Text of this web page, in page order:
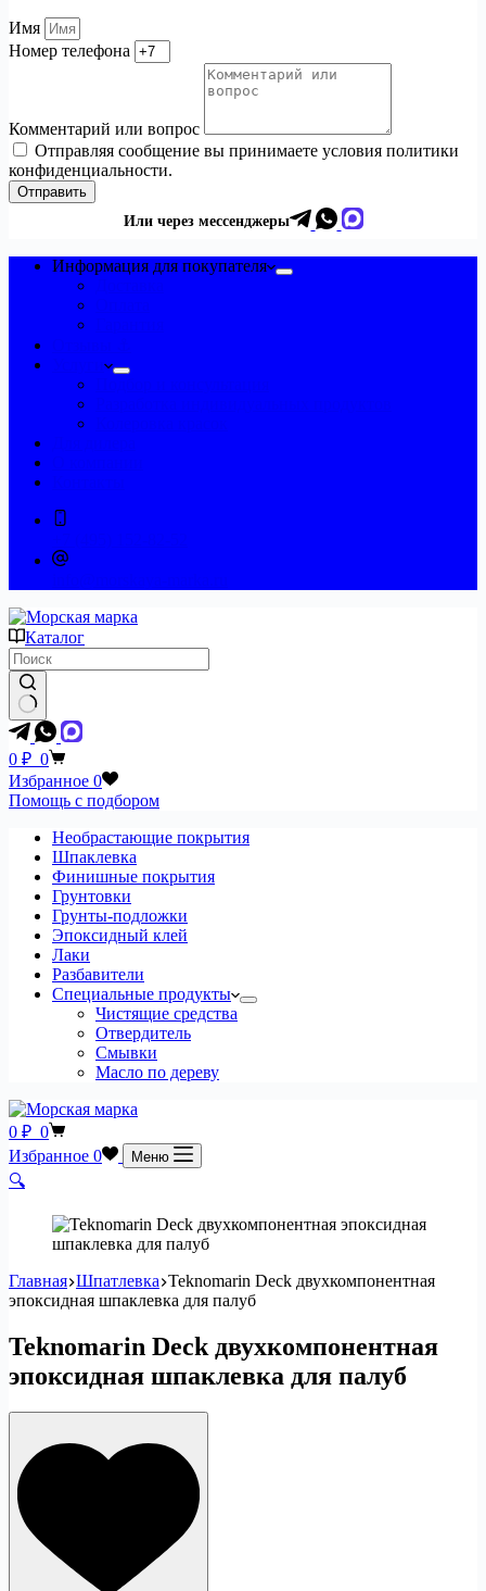
Имя
Номер телефона
Комментарий или вопрос
Отправляя сообщение вы принимаете условия политики
конфиденциальности.
Отправить
Или через мессенджеры
Информация для покупателя
Каталог
Ничего
не
найдено
Корзина
0 ₽ 0
Избранное 0
Помощь с подбором
Необрастающие покрытия
Шпаклевка
Финишные покрытия
Грунтовки
Грунты-подложки
Эпоксидный клей
Лаки
Разбавители
Специальные продукты
Чистящие средства
Отвердитель
Смывки
Масло по дереву
Корзина
0 ₽ 0
Избранное 0 Меню
🔍
Главная Шпатлевка Teknomarin Deck двухкомпонентная
эпоксидная шпаклевка для палуб
Teknomarin Deck двухкомпонентная
эпоксидная шпаклевка для палуб